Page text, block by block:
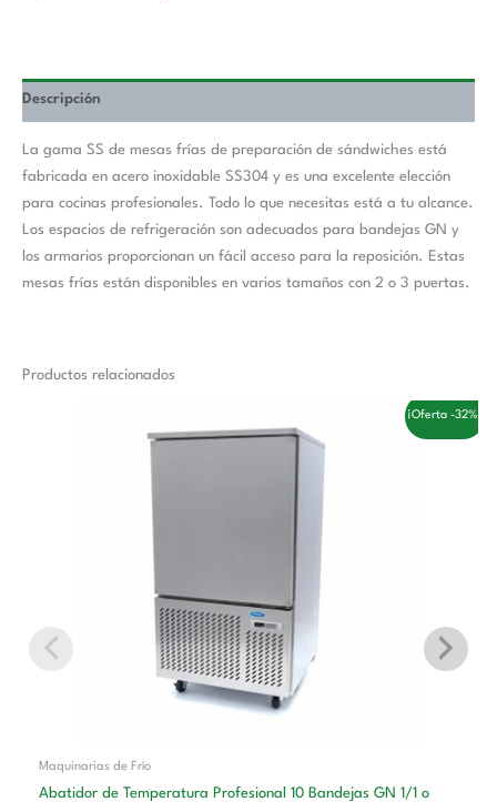
Descripción
La gama SS de mesas frías de preparación de sándwiches está
fabricada en acero inoxidable SS304 y es una excelente elección
para cocinas profesionales. Todo lo que necesitas está a tu alcance.
Los espacios de refrigeración son adecuados para bandejas GN y
los armarios proporcionan un fácil acceso para la reposición. Estas
mesas frías están disponibles en varios tamaños con 2 o 3 puertas.
Productos relacionados
¡Oferta -32%!
Maquinarias de Frío
Abatidor de Temperatura Profesional 10 Bandejas GN 1/1 o
original